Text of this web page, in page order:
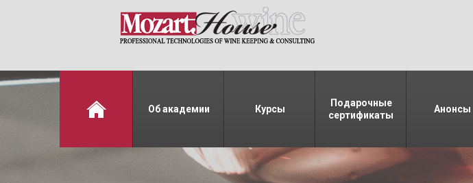
Об академии Курсы
Подарочные
сертификаты
Анонсы